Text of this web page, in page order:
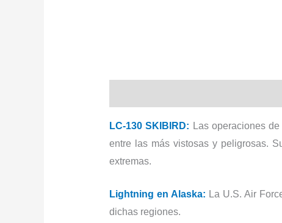
LC-130 SKIBIRD: Las operaciones
entre las más vistosas y peligrosas.
extremas.
Lightning en Alaska: La U.S. Air
dichas regiones.